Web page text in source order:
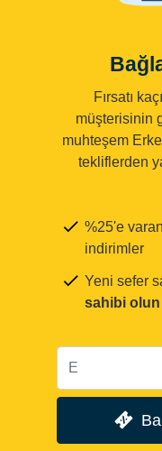
Fırsatı
müşterisinin
muhteşem
tekliflerden
%25'e
indirimler
Yeni sefer
sahibi olun